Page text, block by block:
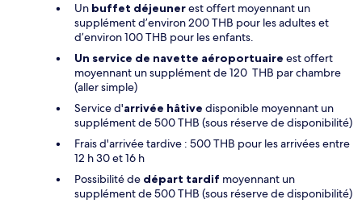
Un buffet déjeunerest offert moyennant un
supplément d’environ 200 THB pour les adultes et
d’environ 100 THB pour les enfants.
Un service de navette aéroportuaire est offert
moyennant un supplément de 120 THB par chambre
(aller simple)
Service d'arrivée hâtive disponible moyennant un
supplément de 500 THB (sous réserve de disponibilité)
Frais d'arrivée tardive : 500 THB pour les arrivées entre
12 h 30 et 16 h
Possibilité de départ tardif moyennant un
supplément de 500 THB (sous réserve de disponibilité)